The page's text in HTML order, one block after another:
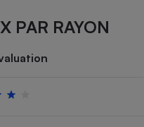
PAR RAYON